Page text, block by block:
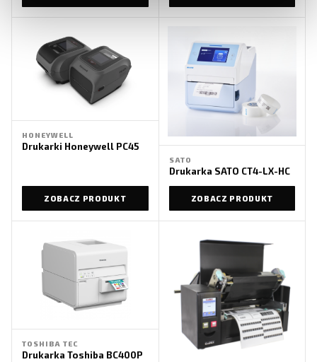
HONEYWELL
Drukarki Honeywell PC45
ZOBACZ PRODUKT
SATO
Drukarka SATO CT4-LX-HC
ZOBACZ PRODUKT
TOSHIBA TEC
Drukarka Toshiba BC400P